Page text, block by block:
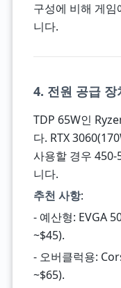
구성에 비해 게
니다.
4. 전원 공급
TDP 65W인
다. RTX
사용할 경우
니다.
추천 사항:
- 예산형: EVGA
~$45).
- 오버클럭용:
~$65).